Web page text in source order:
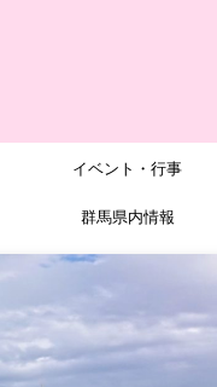
イベント・行事
群馬県内情報